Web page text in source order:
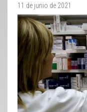
11 de junio de 2021